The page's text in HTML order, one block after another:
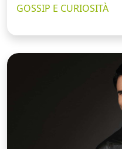
GOSSIP E CURIOSITÀ